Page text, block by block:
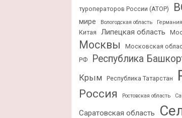
туроператоров России (АТОР)
мире
Вологодская область Германия
Китая Липецкая область
Москвы Московская
РФ Республика
Крым
Республика Татарстан
Россия Ростовская область
Саратовская область